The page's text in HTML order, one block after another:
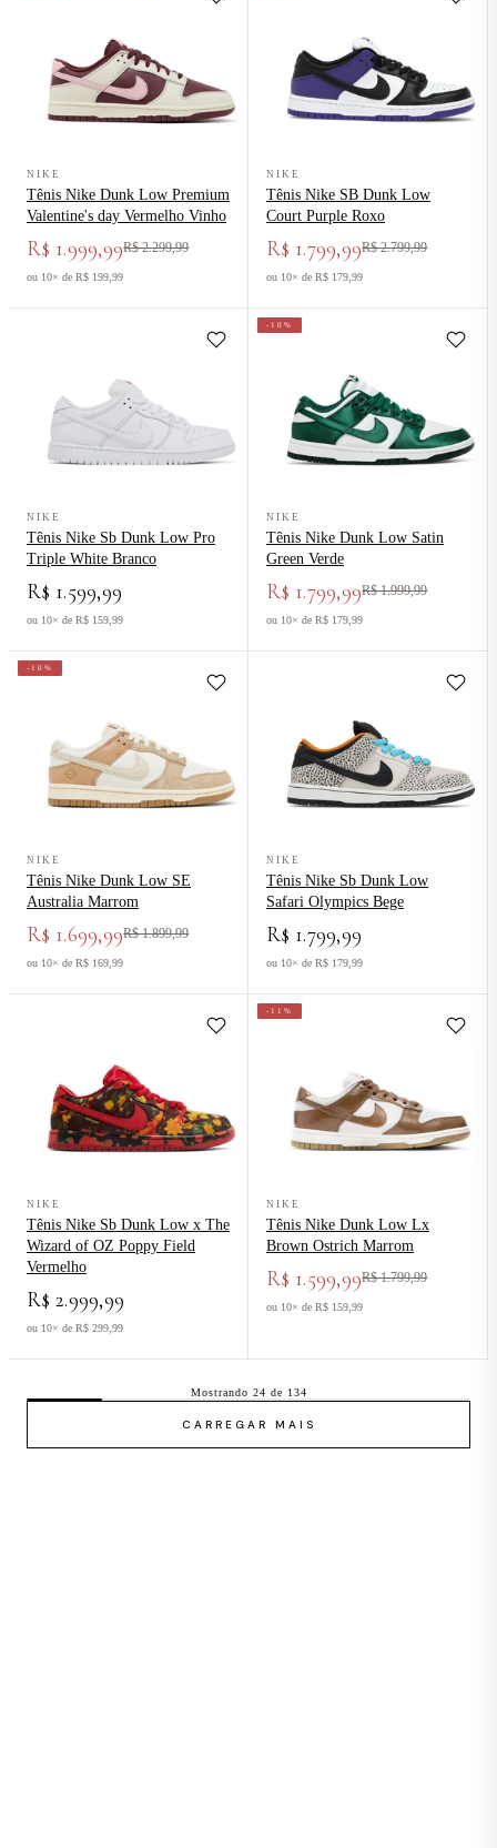
NIKE
Tênis Nike Dunk Low Premium
Valentine's day Vermelho Vinho
R$ 1.999,99R$ 2.299,99
ou 10× de R$ 199,99
NIKE
Tênis Nike SB Dunk Low
Court Purple Roxo
R$ 1.799,99R$ 2.799,99
ou 10× de R$ 179,99
NIKE
Tênis Nike Sb Dunk Low Pro
Triple White Branco
R$ 1.599,99
ou 10× de R$ 159,99
-10%
NIKE
Tênis Nike Dunk Low Satin
Green Verde
R$ 1.799,99R$ 1.999,99
ou 10× de R$ 179,99
-10%
NIKE
Tênis Nike Dunk Low SE
Australia Marrom
R$ 1.699,99R$ 1.899,99
ou 10× de R$ 169,99
NIKE
Tênis Nike Sb Dunk Low
Safari Olympics Bege
R$ 1.799,99
ou 10× de R$ 179,99
NIKE
Tênis Nike Sb Dunk Low x The
Wizard of OZ Poppy Field
Vermelho
R$ 2.999,99
ou 10× de R$ 299,99
-11%
NIKE
Tênis Nike Dunk Low Lx
Brown Ostrich Marrom
R$ 1.599,99R$ 1.799,99
ou 10× de R$ 159,99
Mostrando 24 de 134
CARREGAR MAIS